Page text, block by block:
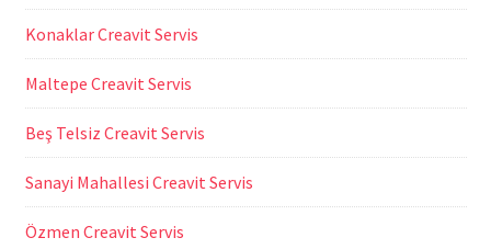
Konaklar Creavit Servis
Maltepe Creavit Servis
Beş Telsiz Creavit Servis
Sanayi Mahallesi Creavit Servis
Özmen Creavit Servis